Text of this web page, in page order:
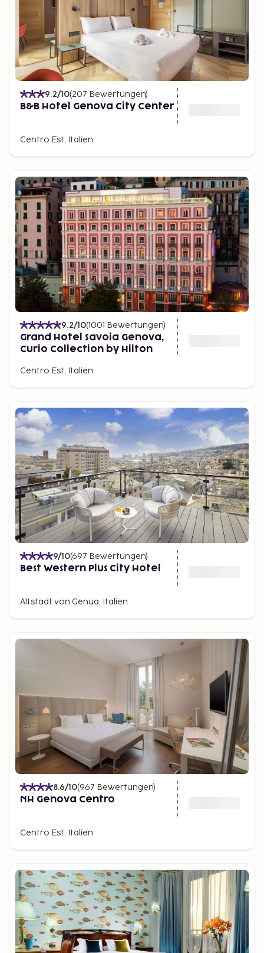
9.2/10(207 Bewertungen)
B&B Hotel Genova City Center
Centro Est, Italien
9.2/10(1001 Bewertungen)
Grand Hotel Savoia Genova,
Curio Collection by Hilton
Centro Est, Italien
9/10(697 Bewertungen)
Best Western Plus City Hotel
Altstadt von Genua, Italien
8.6/10(967 Bewertungen)
NH Genova Centro
Centro Est, Italien